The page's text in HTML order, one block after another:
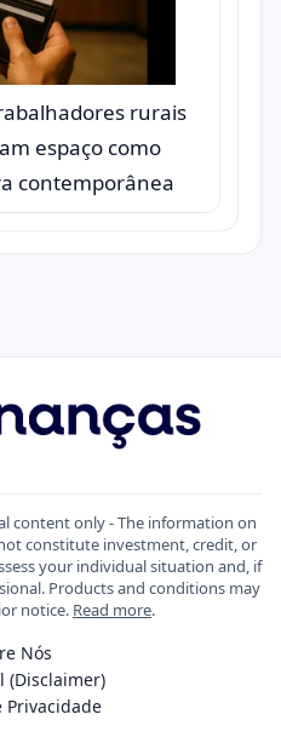
rurais
espaço como
contemporânea
content only - The information on
constitute investment, credit, or
your individual situation and, if
Products and conditions may
notice. Read more.
Nós
(Disclaimer)
Privacidade